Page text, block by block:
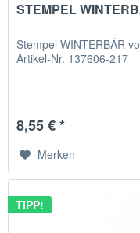
STEMPEL
Stempel WINTERBÄR
Artikel-Nr. 137606-217
8,55 € *
Merken
TIPP!